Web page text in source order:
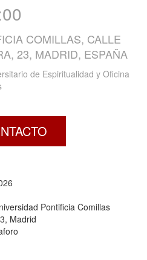
COMILLAS, CALLE
23, MADRID, ESPAÑA
de Espiritualidad y Oficina
Pontificia Comillas
Madrid